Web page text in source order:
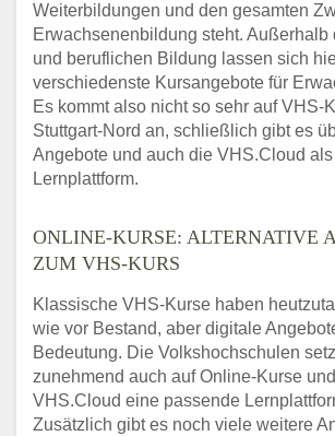
Weiterbildungen und den gesamten
Erwachsenenbildung steht. Außerhalb
und beruflichen Bildung lassen sich
verschiedenste Kursangebote für
Es kommt also nicht so sehr auf VHS-
Stuttgart-Nord an, schließlich gibt es
Angebote und auch die VHS.Cloud
Lernplattform.
ONLINE-KURSE: ALTERNATIVE
ZUM VHS-KURS
Klassische VHS-Kurse haben
wie vor Bestand, aber digitale
Bedeutung. Die Volkshochschulen
zunehmend auch auf Online-Kurse
VHS.Cloud eine passende
Zusätzlich gibt es noch viele weitere